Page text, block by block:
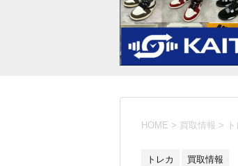
HOME > 買取情報 >
トレカ 買取情報